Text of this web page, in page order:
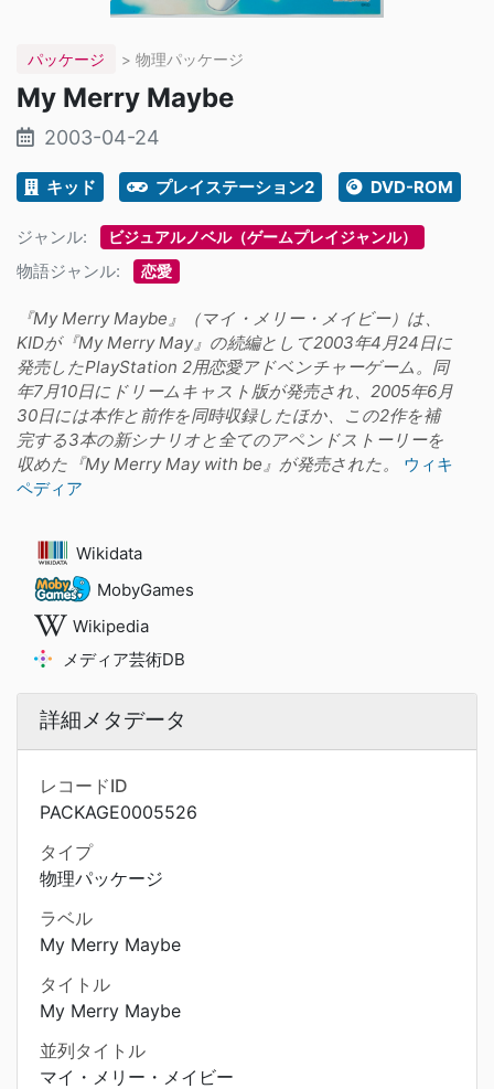
パッケージ > 物理パッケージ
My Merry Maybe
2003-04-24
キッド プレイステーション2 DVD-ROM
ジャンル: ビジュアルノベル（ゲームプレイジャンル）
物語ジャンル: 恋愛
『My Merry Maybe』（マイ・メリー・メイビー）は、
KIDが『My Merry May』の続編として2003年4月24日に
発売したPlayStation 2用恋愛アドベンチャーゲーム。同
年7月10日にドリームキャスト版が発売され、2005年6月
30日には本作と前作を同時収録したほか、この2作を補
完する3本の新シナリオと全てのアペンドストーリーを
収めた『My Merry May with be』が発売された。
ウィキ
ペディア
Wikidata
MobyGames
Wikipedia
メディア芸術DB
詳細メタデータ
レコードID
PACKAGE0005526
タイプ
物理パッケージ
ラベル
My Merry Maybe
タイトル
My Merry Maybe
並列タイトル
マイ・メリー・メイビー